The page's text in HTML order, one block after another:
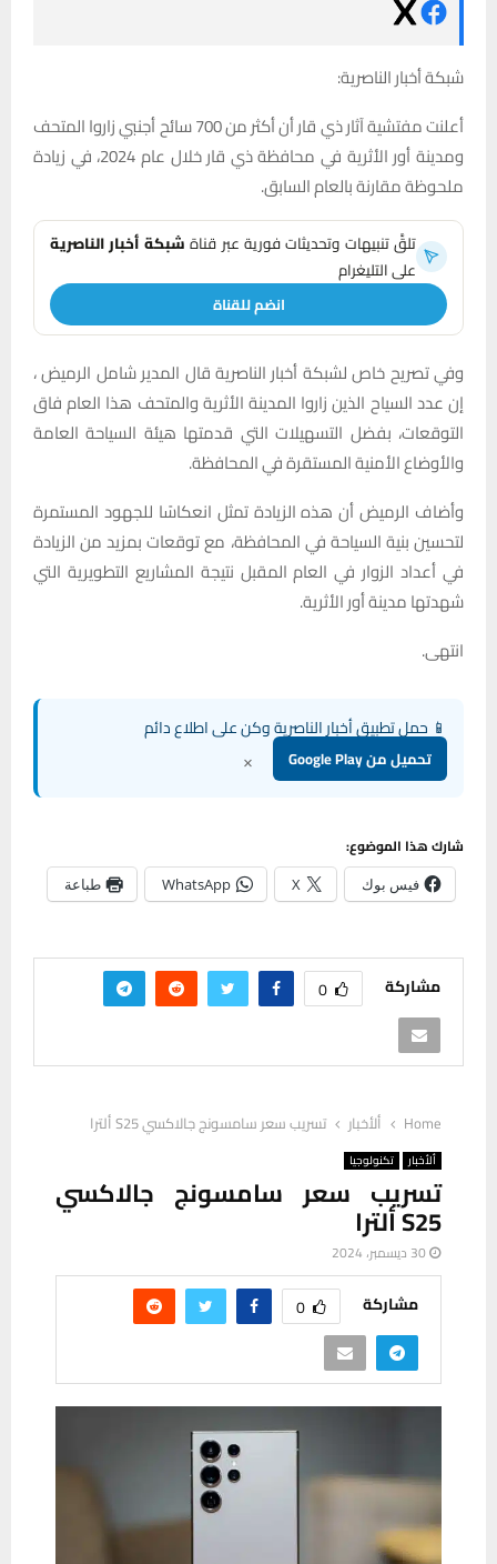
شبكة أخبار الناصرية:
أعلنت مفتشية آثار ذي قار أن أكثر من 700 سائح أجنبي زاروا المتحف
ومدينة أور الأثرية في محافظة ذي قار خلال عام 2024، في زيادة
ملحوظة مقارنة بالعام السابق.
تلقَّ تنبيهات وتحديثات فورية عبر قناةشبكة أخبار الناصرية
على التليغرام
انضم للقناة
وفي تصريح خاص لشبكة أخبار الناصرية قال المدير شامل الرميض ،
إن عدد السياح الذين زاروا المدينة الأثرية والمتحف هذا العام فاق
التوقعات، بفضل التسهيلات التي قدمتها هيئة السياحة العامة
والأوضاع الأمنية المستقرة في المحافظة.
وأضاف الرميض أن هذه الزيادة تمثل انعكاسًا للجهود المستمرة
لتحسين بنية السياحة في المحافظة، مع توقعات بمزيد من الزيادة
في أعداد الزوار في العام المقبل نتيجة المشاريع التطويرية التي
شهدتها مدينة أور الأثرية.
انتهى.
📱 حمل تطبيق أخبار الناصرية وكن على اطلاع دائم
تحميل من Google Play ×
شارك هذا الموضوع:
فيس بوك X
WhatsApp طباعة
مشاركة 0
Home ألأخبار تسريب سعر سامسونج جالاكسي S25 ألترا
ألأخبار تكنولوجيا
تسريب سعر سامسونج جالاكسي
S25 ألترا
30 ديسمبر، 2024
مشاركة 0